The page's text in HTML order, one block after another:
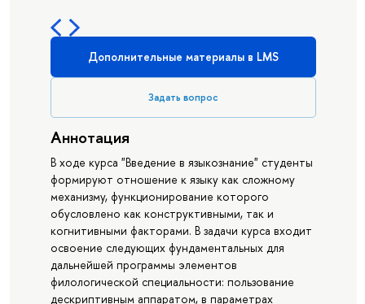
Дополнительные материалы в LMS
Задать вопрос
Аннотация
В ходе курса "Введение в языкознание" студенты
формируют отношение к языку как сложному
механизму, функционирование которого
обусловленo как конструктивными, так и
когнитивными факторами. В задачи курса входит
освоение следующих фундаментальных для
дальнейшей программы элементов
филологической специальности: пользование
дескриптивным аппаратом, в параметрах